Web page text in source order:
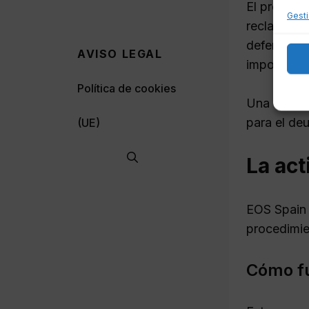
El
Una
para el
La
EOS
Cómo
AVISO LEGAL
Política de cookies
(UE)